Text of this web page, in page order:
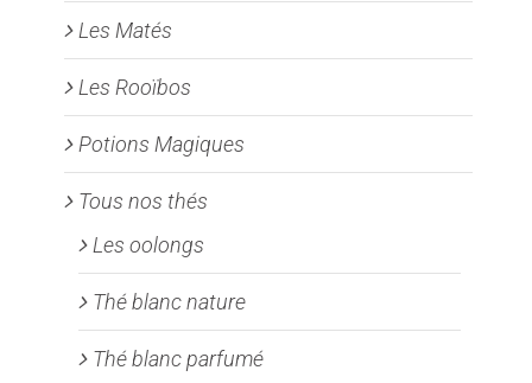
Les Matés
Les Rooïbos
Potions Magiques
Tous nos thés
Les oolongs
Thé blanc nature
Thé blanc parfumé